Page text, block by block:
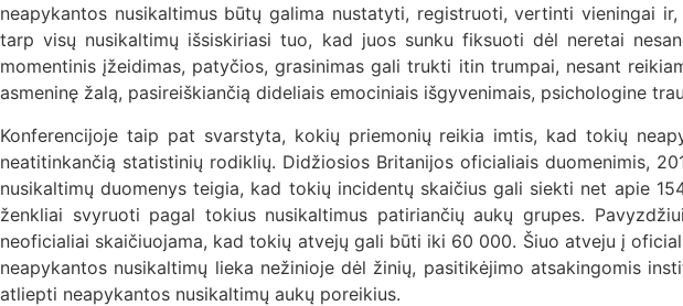
neapykantos nusikaltimus būtų galima nustatyti, registruoti, vertinti vieningai
tarp visų nusikaltimų išsiskiriasi tuo, kad juos sunku fiksuoti dėl neretai
momentinis įžeidimas, patyčios, grasinimas gali trukti itin trumpai, nesant
asmeninę žalą, pasireiškiančią dideliais emociniais išgyvenimais, psichologine
Konferencijoje taip pat svarstyta, kokių priemonių reikia imtis, kad tokių
neatitinkančią statistinių rodiklių. Didžiosios Britanijos oficialiais duomenimis,
nusikaltimų duomenys teigia, kad tokių incidentų skaičius gali siekti net apie
ženkliai svyruoti pagal tokius nusikaltimus patiriančių aukų grupes.
neoficialiai skaičiuojama, kad tokių atvejų gali būti iki 60 000. Šiuo atveju į
neapykantos nusikaltimų lieka nežinioje dėl žinių, pasitikėjimo atsakingomis
atliepti neapykantos nusikaltimų aukų poreikius.